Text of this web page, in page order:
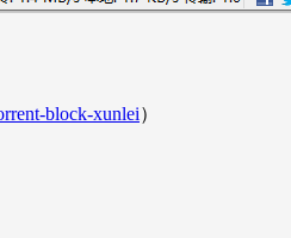
block-xunlei）